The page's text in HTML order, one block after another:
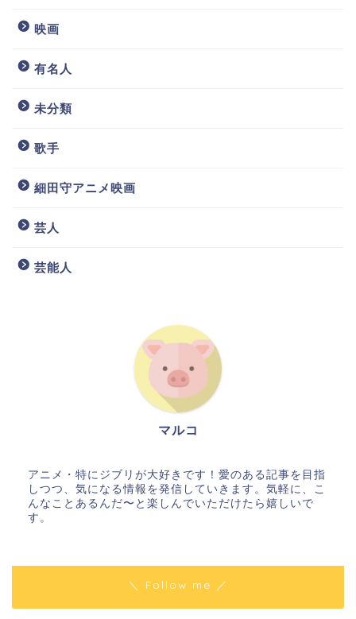
映画
有名人
未分類
歌手
細田守アニメ映画
芸人
芸能人
マルコ
アニメ・特にジブリが大好きです！愛のある記事を目指
しつつ、気になる情報を発信していきます。気軽に、こ
んなことあるんだ〜と楽しんでいただけたら嬉しいで
す。
＼ Follow me ／